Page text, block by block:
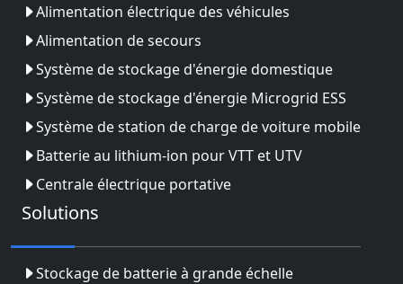
Alimentation électrique des véhicules
Alimentation de secours
Système de stockage d'énergie domestique
Système de stockage d'énergie Microgrid ESS
Système de station de charge de voiture mobile
Batterie au lithium-ion pour VTT et UTV
Centrale électrique portative
Solutions
Stockage de batterie à grande échelle